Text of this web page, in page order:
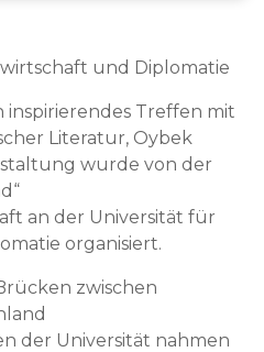
und Diplomatie
inspirierendes Treffen mit
Literatur, Oybek
wurde von der
an der Universität für
organisiert.
zwischen
der Universität nahmen